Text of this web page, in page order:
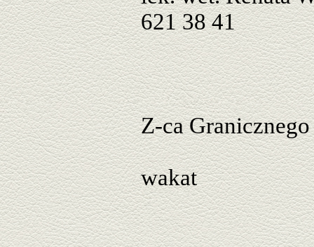
621 38 41
Z-ca
wakat